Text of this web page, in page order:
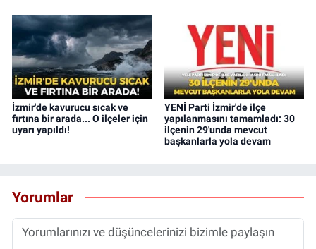
İzmir'de kavurucu sıcak ve
fırtına bir arada... O ilçeler için
uyarı yapıldı!
YENİ Parti İzmir'de ilçe
yapılanmasını tamamladı: 30
ilçenin 29'unda mevcut
başkanlarla yola devam
Yorumlar